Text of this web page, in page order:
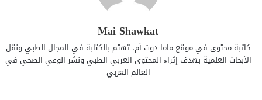
Mai Shawkat
كاتبة محتوى في موقع ماما دوت أم، تهتم بالكتابة في المجال الطبي ونقل
الأبحاث العلمية بهدف إثراء المحتوى العربي الطبي ونشر الوعي الصحي في
العالم العربي